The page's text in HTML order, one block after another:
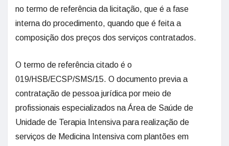
no termo de referência da licitação, que é a fase
interna do procedimento, quando que é feita a
composição dos preços dos serviços contratados.
O termo de referência citado é o
019/HSB/ECSP/SMS/15. O documento previa a
contratação de pessoa jurídica por meio de
profissionais especializados na Área de Saúde de
Unidade de Terapia Intensiva para realização de
serviços de Medicina Intensiva com plantões em